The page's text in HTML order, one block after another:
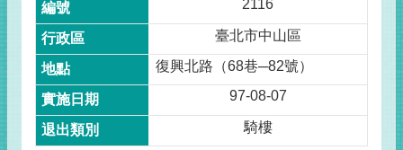
2116
臺北市中山區
復興北路（68巷─82號）
97-08-07
騎樓